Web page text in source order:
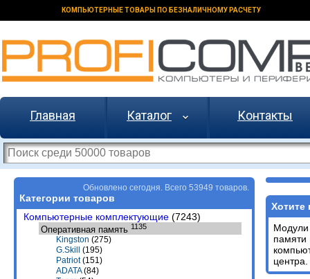
КОМПЬЮТЕРНЫЕ ТОВАРЫ ПО БЕЗНАЛИЧНОМУ РАСЧЕТУ
Главная Каталог Контакты
Обновлено сегодня. Всего 53949 товаров.
Категории товаров
Компьютерные комплектующие (7243)
Оперативная память 1135
Kingston (275)
G.Skill
(195)
Patriot(151)
ADATA(84)
Хотите
Модули
памяти
центра.